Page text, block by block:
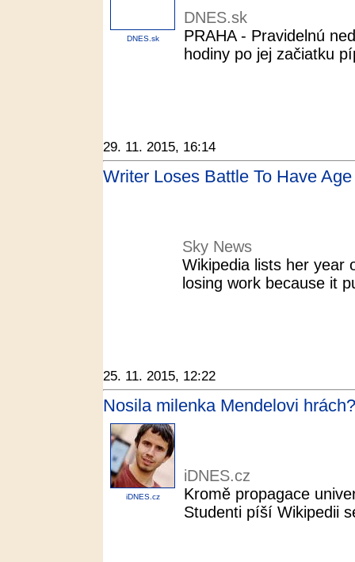
DNES.sk
DNES.sk
PRAHA - Pravidelnú
hodiny po jej začiatku
29. 11. 2015, 16:14
Writer Loses Battle To Have
Sky News
Wikipedia lists her year
losing work because it
25. 11. 2015, 12:22
Nosila milenka Mendelovi
iDNES.cz
iDNES.cz
Kromě propagace
Studenti píší Wikipedii